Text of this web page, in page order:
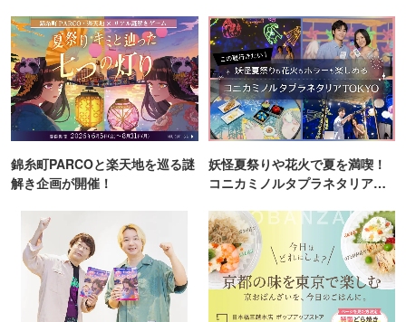
錦糸町PARCOと楽天地を巡る謎
解き企画が開催！
妖怪夏祭りや花火で夏を満喫！
コニカミノルタプラネタリア